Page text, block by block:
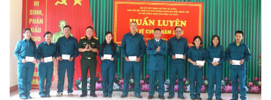
các đối tượng chính sách, mà còn góp phần củng cố
“thế trận lòng dân”, tăng cường đoàn kết quân – dân,
xây dựng khu vực phòng thủ vững chắc đáp ứng yêu
cầu nhiệm vụ bảo vệ Tổ quốc trong tình hình mới.